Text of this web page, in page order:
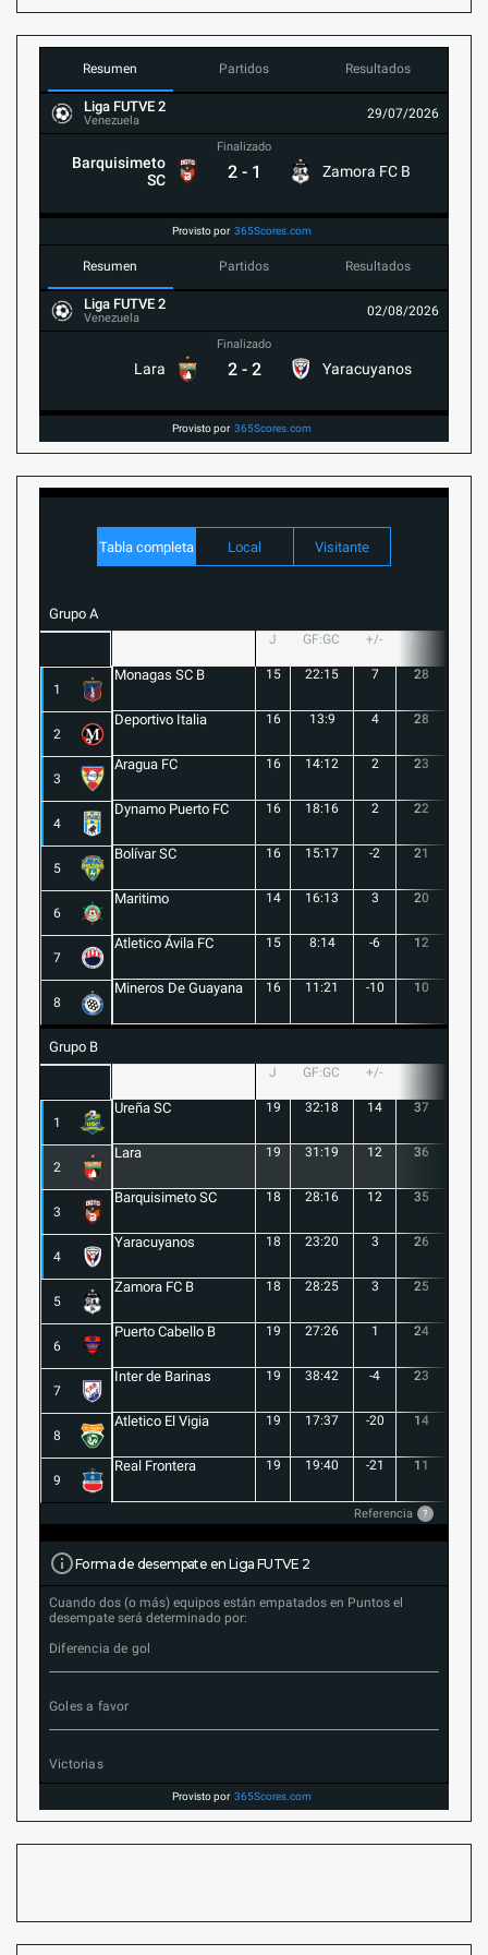
Resumen Partidos Resultados
Liga FUTVE 2
Venezuela 29/07/2026
Barquisimeto
SC
Finalizado
2 - 1 Zamora FC B
Provisto por 365Scores.com
Resumen Partidos Resultados
Liga FUTVE 2
Venezuela 02/08/2026
Lara
Finalizado
2 - 2 Yaracuyanos
Provisto por 365Scores.com
Tabla completa Local Visitante
Grupo A
J GF:GC +/-
1
Monagas SC B 15 22:15 7 28
2
Deportivo Italia 16 13:9 4 28
3
Aragua FC 16 14:12 2 23
4
Dynamo Puerto FC 16 18:16 2 22
5
Bolívar SC 16 15:17 -2 21
6
Maritimo 14 16:13 3 20
7
Atletico Ávila FC 15 8:14 -6 12
8
Mineros De Guayana 16 11:21 -10 10
Grupo B
J GF:GC +/-
1
Ureña SC 19 32:18 14 37
2
Lara 19 31:19 12 36
3
Barquisimeto SC 18 28:16 12 35
4
Yaracuyanos 18 23:20 3 26
5
Zamora FC B 18 28:25 3 25
6
Puerto Cabello B 19 27:26 1 24
7
Inter de Barinas 19 38:42 -4 23
8
Atletico El Vigia 19 17:37 -20 14
9
Real Frontera 19 19:40 -21 11
Referencia ?
Forma de desempate en Liga FUTVE 2
Cuando dos (o más) equipos están empatados en Puntos el
desempate será determinado por:
Diferencia de gol
Goles a favor
Victorias
Provisto por 365Scores.com